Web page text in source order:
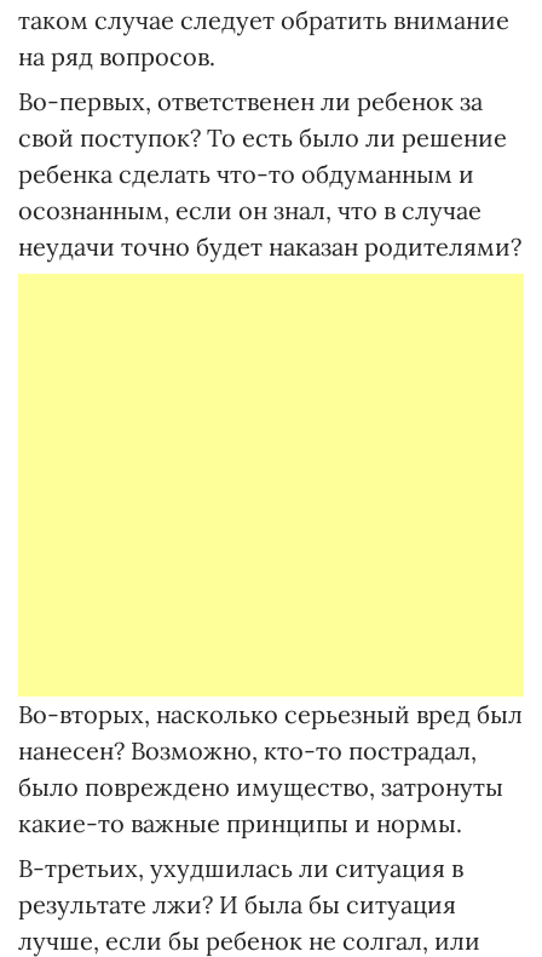
таком случае следует обратить внимание
на ряд вопросов.
Во-первых, ответственен ли ребенок за
свой поступок? То есть было ли решение
ребенка сделать что-то обдуманным и
осознанным, если он знал, что в случае
неудачи точно будет наказан родителями?
Во-вторых, насколько серьезный вред был
нанесен? Возможно, кто-то пострадал,
было повреждено имущество, затронуты
какие-то важные принципы и нормы.
В-третьих, ухудшилась ли ситуация в
результате лжи? И была бы ситуация
лучше, если бы ребенок не солгал, или